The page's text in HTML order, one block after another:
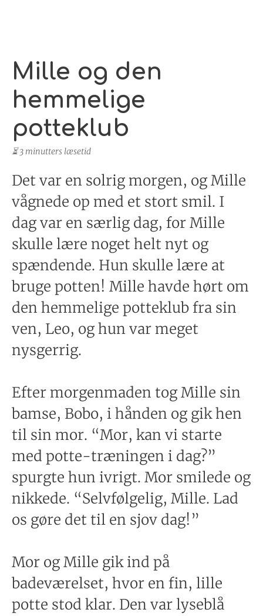
Mille og den
hemmelige
potteklub
⏳ 3 minutters læsetid
Det var en solrig morgen, og Mille
vågnede op med et stort smil. I
dag var en særlig dag, for Mille
skulle lære noget helt nyt og
spændende. Hun skulle lære at
bruge potten! Mille havde hørt om
den hemmelige potteklub fra sin
ven, Leo, og hun var meget
nysgerrig.
Efter morgenmaden tog Mille sin
bamse, Bobo, i hånden og gik hen
til sin mor. “Mor, kan vi starte
med potte-træningen i dag?”
spurgte hun ivrigt. Mor smilede og
nikkede. “Selvfølgelig, Mille. Lad
os gøre det til en sjov dag!”
Mor og Mille gik ind på
badeværelset, hvor en fin, lille
potte stod klar. Den var lyseblå